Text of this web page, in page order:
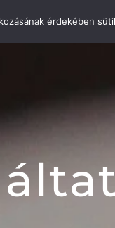
érdekében